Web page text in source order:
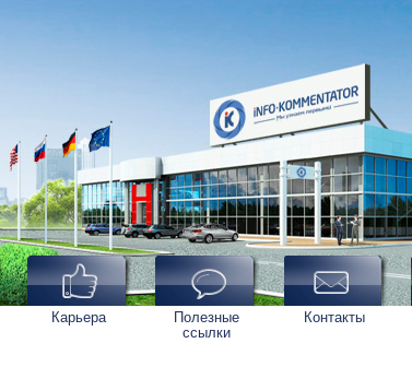
Карьера
Полезные
ссылки
Контакты